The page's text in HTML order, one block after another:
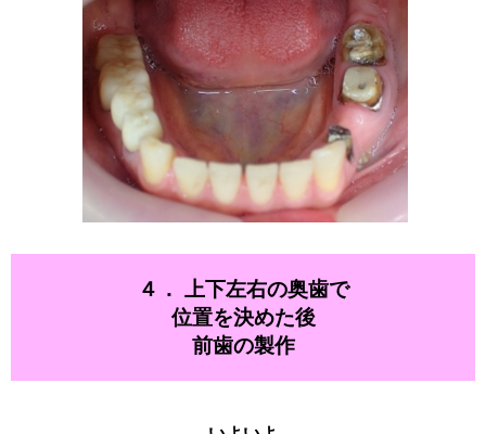
４． 上下左右の奥歯で
位置を決めた後
前歯の製作